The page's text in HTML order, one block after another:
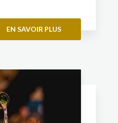
EN SAVOIR PLUS